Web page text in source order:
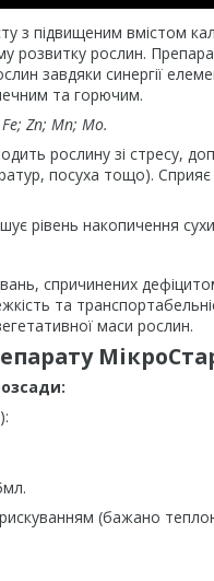
з підвищеним вмістом
розвитку рослин.
завдяки синергії
та горючим.
Zn; Mn; Mo.
рослину зі стресу,
посуха тощо).
рівень накопичення
спричинених
та
маси рослин.
(бажано